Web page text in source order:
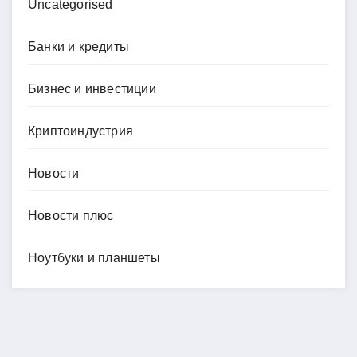
Uncategorised
Банки и кредиты
Бизнес и инвестиции
Криптоиндустрия
Новости
Новости плюс
Ноутбуки и планшеты